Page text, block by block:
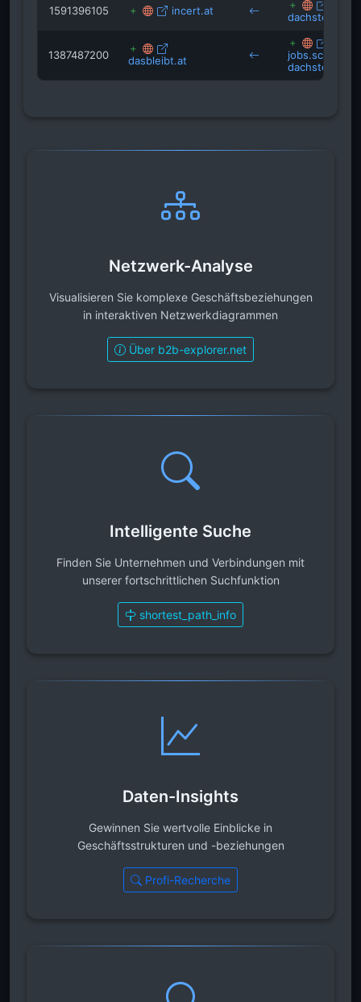
1591396105 incert.at
dachstein.at
1387487200 dasbleibt.at
dachstein.at
Netzwerk-Analyse
Visualisieren Sie komplexe Geschäftsbeziehungen
in interaktiven Netzwerkdiagrammen
Über b2b-explorer.net
Intelligente Suche
Finden Sie Unternehmen und Verbindungen mit
unserer fortschrittlichen Suchfunktion
shortest_path_info
Daten-Insights
Gewinnen Sie wertvolle Einblicke in
Geschäftsstrukturen und -beziehungen
Profi-Recherche